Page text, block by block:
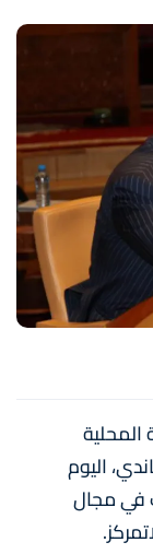
المحلية
اليوم
في مجال